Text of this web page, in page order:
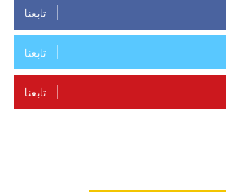
تابعنا
تابعنا
تابعنا